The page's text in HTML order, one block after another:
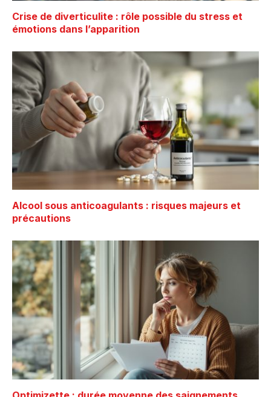
Crise de diverticulite : rôle possible du stress et
émotions dans l’apparition
Alcool sous anticoagulants : risques majeurs et
précautions